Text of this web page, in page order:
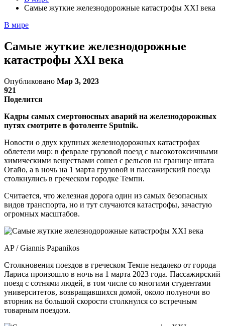
Самые жуткие железнодорожные катастрофы XXI века
В мире
Самые жуткие железнодорожные
катастрофы XXI века
Опубликовано Мар 3, 2023
921
Поделится
Кадры самых смертоносных аварий на железнодорожных
путях смотрите в фотоленте Sputnik.
Новости о двух крупных железнодорожных катастрофах
облетели мир: в феврале грузовой поезд с высокотоксичными
химическими веществами сошел с рельсов на границе штата
Огайо, а в ночь на 1 марта грузовой и пассажирский поезда
столкнулись в греческом городке Темпи.
Считается, что железная дорога один из самых безопасных
видов транспорта, но и тут случаются катастрофы, зачастую
огромных масштабов.
AP / Giannis Papanikos
Столкновения поездов в греческом Темпе недалеко от города
Лариса произошло в ночь на 1 марта 2023 года. Пассажирский
поезд с сотнями людей, в том числе со многими студентами
университетов, возвращавшихся домой, около полуночи во
вторник на большой скорости столкнулся со встречным
товарным поездом.